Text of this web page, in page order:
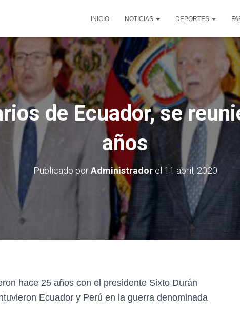
INICIO NOTICIAS DEPORTES
de Ecuador, se
años
Publicado porAdministradorel 11 abril, 2020
hace 25 años con el presidente Sixto Durán
Ecuador y Perú en la guerra denominada